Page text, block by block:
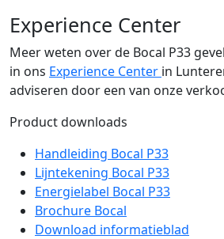
Experience Center
Meer weten over de Bocal P33
in ons Experience Center in
adviseren door een van onze
Product downloads
Handleiding Bocal P33
Lijntekening Bocal P33
Energielabel Bocal P33
Brochure Bocal
Download informatieblad